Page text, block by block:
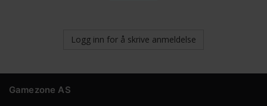
Logg inn for å skrive anmeldelse
Gamezone AS